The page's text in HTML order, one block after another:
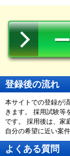
登録後の流れ
本サイトでの登録が
きます。 採用試験等
です。 採用後は、家
自分の希望に近い案
よくある質問